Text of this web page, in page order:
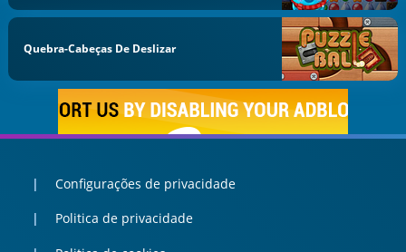
Quebra-Cabeças De Deslizar
Configurações de privacidade
Politica de privacidade